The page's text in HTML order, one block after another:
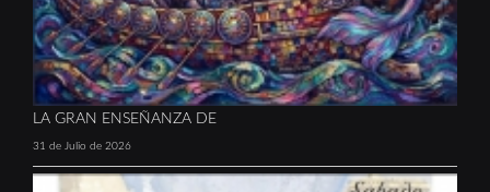
LA GRAN ENSEÑANZA DE
31 de Julio de 2026